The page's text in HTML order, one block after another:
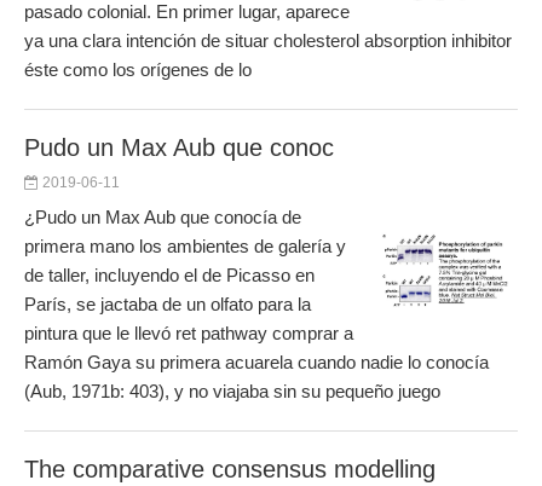
pasado colonial. En primer lugar, aparece
ya una clara intención de situar cholesterol absorption inhibitor
éste como los orígenes de lo
Pudo un Max Aub que conoc
2019-06-11
¿Pudo un Max Aub que conocía de
primera mano los ambientes de galería y
de taller, incluyendo el de Picasso en
París, se jactaba de un olfato para la
pintura que le llevó ret pathway comprar a
Ramón Gaya su primera acuarela cuando nadie lo conocía
(Aub, 1971b: 403), y no viajaba sin su pequeño juego
The comparative consensus modelling